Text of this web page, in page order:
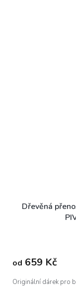
Dřevěná
od 659 Kč
Originální dárek pro